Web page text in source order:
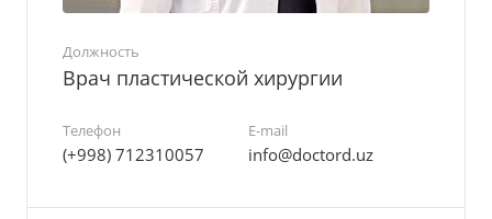
Должность
Врач пластической хирургии
Телефон
(+998) 712310057
E-mail
info@doctord.uz